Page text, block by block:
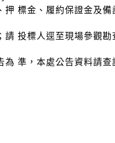
標金、履約保證金及
投標人逕至現場參觀勘
準，本處公告資料請查